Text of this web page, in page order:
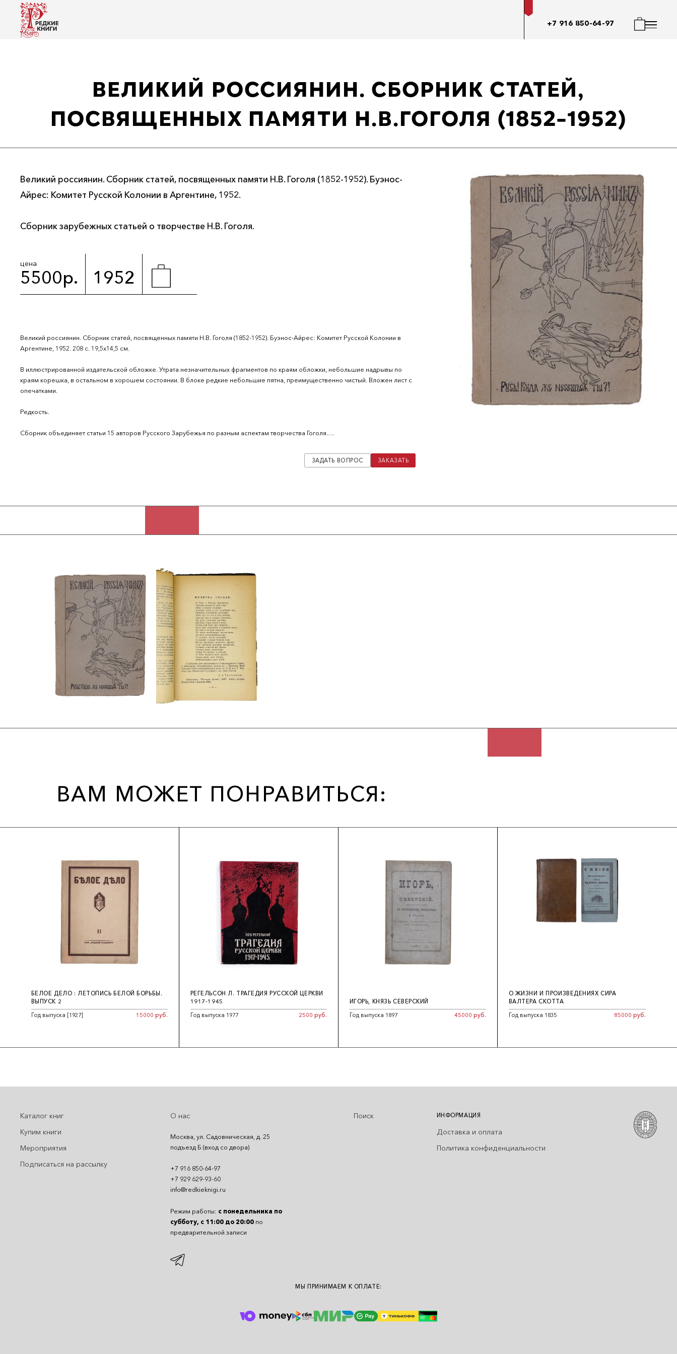
+7 916 850-64-97
ВЕЛИКИЙ РОССИЯНИН. СБОРНИК СТАТЕЙ,
ПОСВЯЩЕННЫХ ПАМЯТИ Н.В.ГОГОЛЯ (1852-1952)
Великий россиянин. Сборник статей, посвященных памяти Н.В. Гоголя (1852-1952). Буэнос-
Айрес: Комитет Русской Колонии в Аргентине, 1952.
Сборник зарубежных статьей о творчестве Н.В. Гоголя.
цена
5500р. 1952
Великий россиянин. Сборник статей, посвященных памяти Н.В. Гоголя (1852-1952). Буэнос-Айрес: Комитет Русской Колонии в
Аргентине, 1952. 208 с. 19,5х14,5 см.
В иллюстрированной издательской обложке. Утрата незначительных фрагментов по краям обложки, небольшие надрывы по
краям корешка, в остальном в хорошем состоянии. В блоке редкие небольшие пятна, преимущественно чистый. Вложен лист с
опечатками.
Редкость.
Сборник объединяет статьи 15 авторов Русского Зарубежья по разным аспектам творчества Гоголя.
ЗАДАТЬ ВОПРОС ЗАКАЗАТЬ
ВАМ МОЖЕТ ПОНРАВИТЬСЯ:
БЕЛОЕ ДЕЛО : ЛЕТОПИСЬ БЕЛОЙ БОРЬБЫ.
ВЫПУСК 2
Год выпуска [1927]
15000 руб.
РЕГЕЛЬСОН Л. ТРАГЕДИЯ РУССКОЙ ЦЕРКВИ
1917-1945
Год выпуска 1977
2500 руб.
ИГОРЬ, КНЯЗЬ СЕВЕРСКИЙ
Год выпуска 1897
45000 руб.
О ЖИЗНИ И ПРОИЗВЕДЕНИЯХ СИРА
ВАЛТЕРА СКОТТА
Год выпуска 1835
85000 руб.
Каталог книг
Купим книги
Мероприятия
Подписаться на рассылку
О нас
Москва, ул. Садовническая, д. 25
подъезд Б (вход со двора)
+7 916 850-64-97
+7 929 629-93-60
info@redkieknigi.ru
Режим работы: с понедельника по
субботу, с 11:00 до 20:00по
предварительной записи
Поиск ИНФОРМАЦИЯ
Доставка и оплата
Политика конфиденциальности
МЫ ПРИНИМАЕМ К ОПЛАТЕ: